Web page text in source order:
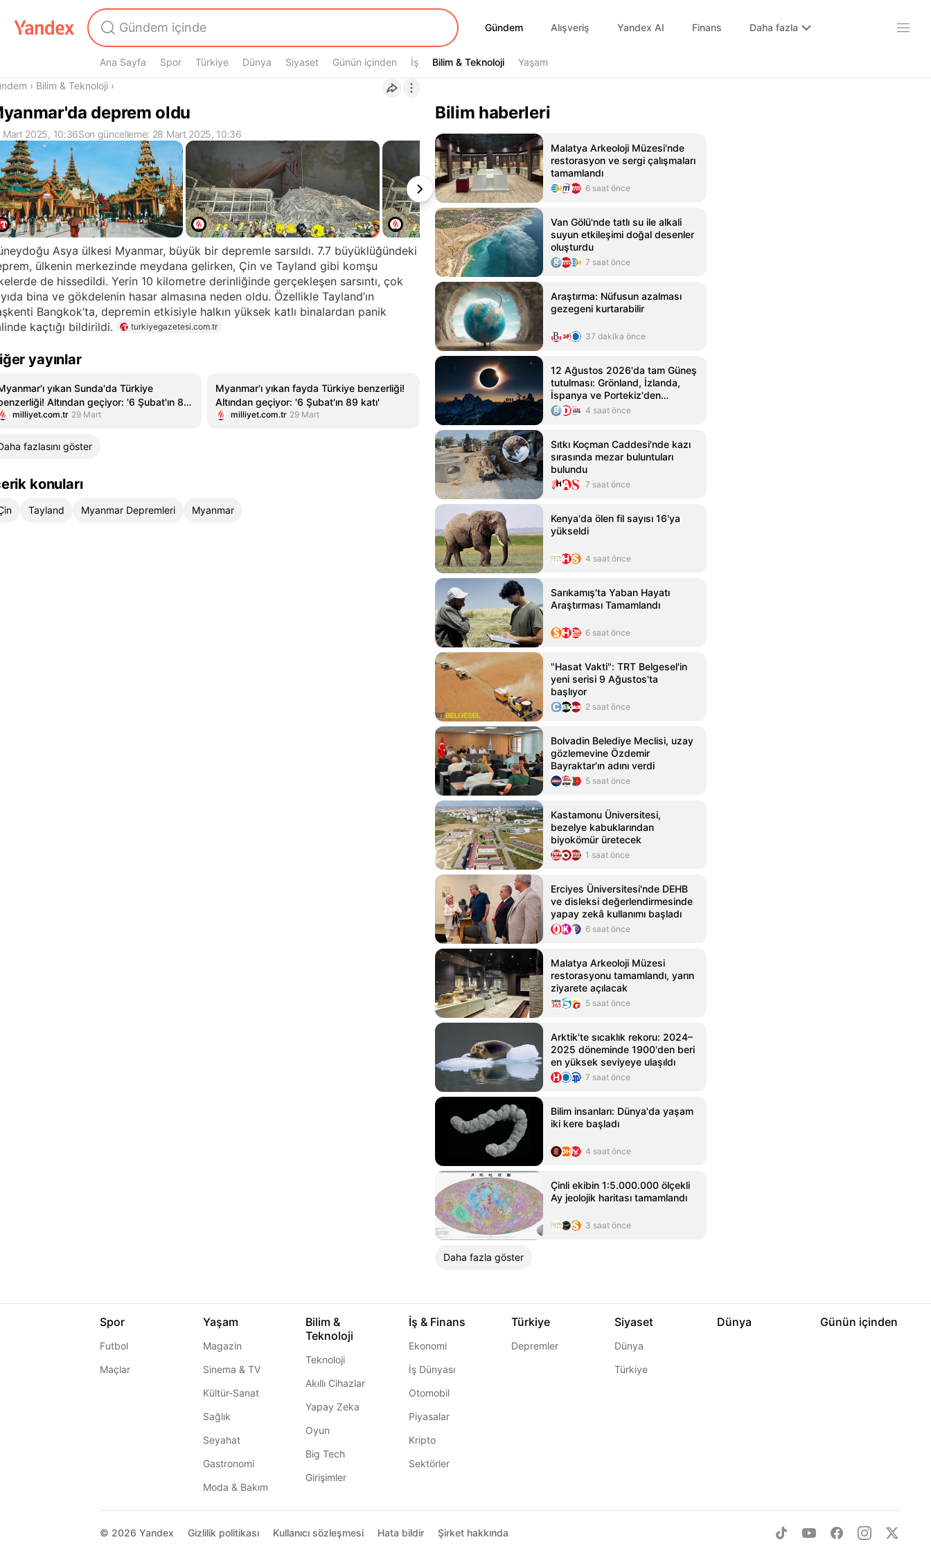
Gündem
Gündem Alışveriş Yandex AI Finans Daha fazla
Ana Sayfa Spor Türkiye Dünya Siyaset Günün içinden İş Bilim & Teknoloji
Bilim & Teknoloji Yaşam
› Bilim & Teknoloji ›
deprem oldu
Mart 2025, 10:36Son güncelleme: 28 Mart 2025, 10:36
Asya ülkesi Myanmar, büyük bir depremle sarsıldı. 7.7 büyüklüğündeki
ülkenin merkezinde meydana gelirken, Çin ve Tayland gibi komşu
de hissedildi. Yerin 10 kilometre derinliğinde gerçekleşen sarsıntı, çok
bina ve gökdelenin hasar almasına neden oldu. Özellikle Tayland’ın
Bangkok’ta, depremin etkisiyle halkın yüksek katlı binalardan panik
kaçtığı bildirildi.
turkiyegazetesi.com.tr
yayınlar
yıkan Sunda'da Türkiye
Altından geçiyor: '6 Şubat'ın 89
milliyet.com.tr 29 Mart
Myanmar'ı yıkan fayda Türkiye benzerliği!
Altından geçiyor: '6 Şubat'ın 89 katı'
milliyet.com.tr 29 Mart
fazlasını göster
konuları
Tayland Myanmar Depremleri Myanmar
Bilim haberleri
Malatya Arkeoloji Müzesi'nde
restorasyon ve sergi çalışmaları
tamamlandı
6 saat önce
Van Gölü'nde tatlı su ile alkali
suyun etkileşimi doğal desenler
oluşturdu
7 saat önce
Araştırma: Nüfusun azalması
gezegeni kurtarabilir
37 dakika önce
12 Ağustos 2026'da tam Güneş
tutulması: Grönland, İzlanda,
İspanya ve Portekiz'den
izlenecek4 saat önce
Sıtkı Koçman Caddesi'nde kazı
sırasında mezar buluntuları
bulundu
7 saat önce
Kenya'da ölen fil sayısı 16'ya
yükseldi
4 saat önce
Sarıkamış'ta Yaban Hayatı
Araştırması Tamamlandı
6 saat önce
"Hasat Vakti": TRT Belgesel'in
yeni serisi 9 Ağustos'ta
başlıyor
2 saat önce
Bolvadin Belediye Meclisi, uzay
gözlemevine Özdemir
Bayraktar’ın adını verdi
5 saat önce
Kastamonu Üniversitesi,
bezelye kabuklarından
biyokömür üretecek
1 saat önce
Erciyes Üniversitesi'nde DEHB
ve disleksi değerlendirmesinde
yapay zekâ kullanımı başladı
6 saat önce
Malatya Arkeoloji Müzesi
restorasyonu tamamlandı, yarın
ziyarete açılacak
5 saat önce
Arktik'te sıcaklık rekoru: 2024–
2025 döneminde 1900'den beri
en yüksek seviyeye ulaşıldı
7 saat önce
Bilim insanları: Dünya'da yaşam
iki kere başladı
4 saat önce
Çinli ekibin 1:5.000.000 ölçekli
Ay jeolojik haritası tamamlandı
3 saat önce
Daha fazla göster
Spor
Futbol
Maçlar
Yaşam
Magazin
Sinema & TV
Kültür-Sanat
Sağlık
Seyahat
Gastronomi
Moda & Bakım
Bilim &
Teknoloji
Teknoloji
Akıllı Cihazlar
Yapay Zeka
Oyun
Big Tech
Girişimler
İş & Finans
Ekonomi
İş Dünyası
Otomobil
Piyasalar
Kripto
Sektörler
Türkiye
Depremler
Siyaset
Dünya
Türkiye
Dünya Günün içinden
© 2026 Yandex Gizlilik politikası Kullanıcı sözleşmesi Hata bildir Şirket hakkında